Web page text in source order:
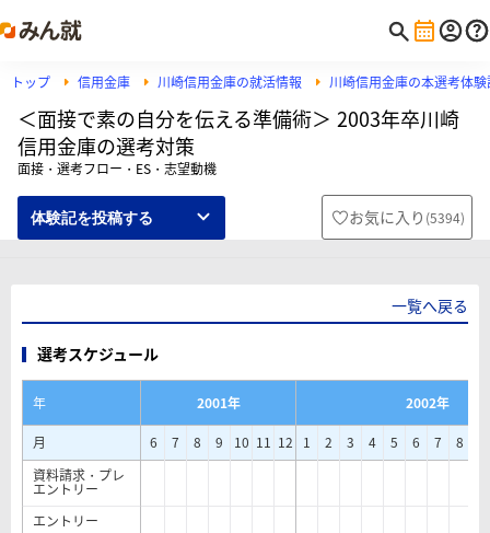
トップ 信用金庫 川崎信用金庫の就活情報 川崎信用金庫の本選考体
＜面接で素の自分を伝える準備術＞ 2003年卒川崎
信用金庫の選考対策
面接・選考フロー・ES・志望動機
体験記を投稿する お気に入り (5394)
一覧へ戻る
選考スケジュール
年 2001年
2002年
月
6 7 8 9 10 11 12 1 2 3 4 5 6 7 8
資料請求・プレ
エントリー
エントリー